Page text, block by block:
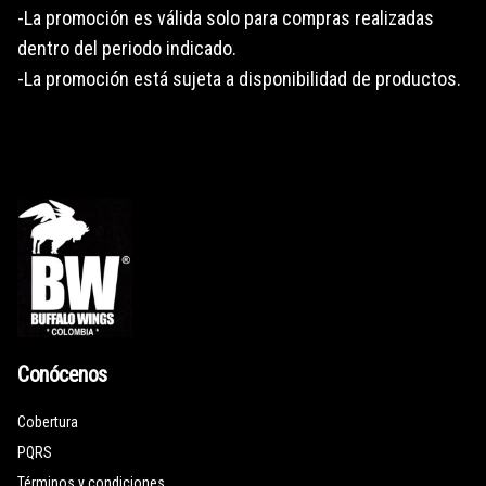
-La promoción es válida solo para compras realizadas
dentro del periodo indicado.
-La promoción está sujeta a disponibilidad de productos.
Conócenos
Cobertura
PQRS